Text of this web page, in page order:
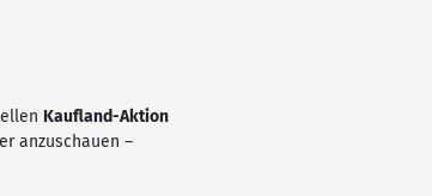
Kaufland-Aktion
anzuschauen –